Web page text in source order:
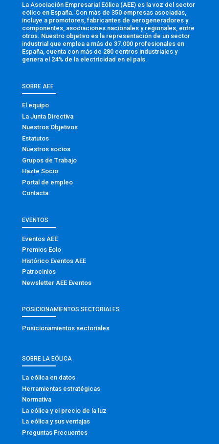
La Asociación Empresarial Eólica (AEE) es la voz del sector
eólico en España. Con más de 350 empresas asociadas,
incluye a promotores, fabricantes de aerogeneradores y
componentes, asociaciones nacionales y regionales, entre
otros. Nuestro objetivo es la representación de un sector
industrial que emplea a más de 37.000 profesionales en
España, cuenta con más de 280 centros industriales y
genera el 24% de la electricidad en el país.
SOBRE AEE
El equipo
La Junta Directiva
Nuestros Objetivos
Estatutos
Nuestros socios
Grupos de Trabajo
Hazte Socio
Portal de empleo
Contacta
EVENTOS
Eventos AEE
Premios Eolo
Histórico Eventos AEE
Patrocinios
Newsletter AEE Eventos
POSICIONAMIENTOS SECTORIALES
Posicionamientos sectoriales
SOBRE LA EÓLICA
La eólica en datos
Herramientas estratégicas
Normativa
La eólica y el precio de la luz
La eólica y sus ventajas
Preguntas Frecuentes